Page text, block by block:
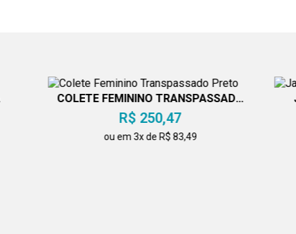
COLETE FEMININO TRANSPASSADO
PRETO
R$ 250,47
ou em 3x de R$ 83,49